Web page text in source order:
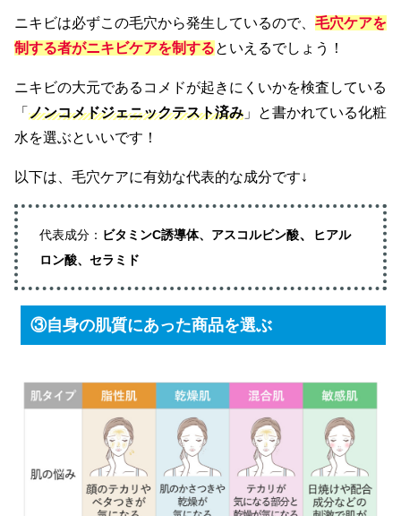
ニキビは必ずこの毛穴から発生しているので、 毛穴ケアを
制する者がニキビケアを制するといえるでしょう！
ニキビの大元であるコメドが起きにくいかを検査している
「 ノンコメドジェニックテスト済み 」と書かれている化粧
水を選ぶといいです！
以下は、毛穴ケアに有効な代表的な成分です↓
代表成分： ビタミンC誘導体、アスコルビン酸、
ヒアル
ロン酸、セラミド
③自身の肌質にあった商品を選ぶ